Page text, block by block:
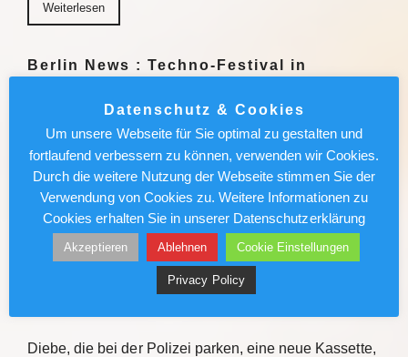
Weiterlesen
Berlin News : Techno-Festival in
Schilderdiebe
An der Bleilochtalsperre bei Saalburg in Thüringen
tanzt gerade die Festivalgemeinde. Einige scheinen
nicht nur wegen der Musik zu kommen. Weiterlesen
Weiterlesen
Vor 25 Jahren: Urzeitgigant verlässt
Diebe, die bei der Polizei parken, eine neue Kassette,
Datenschutz & Cookies
Um unsere Webseite für Sie optimal zu gestalten und
fortlaufend verbessern zu können, verwenden wir Cookies.
Durch die weitere Nutzung der Webseite stimmen Sie der
Verwendung von Cookies zu. Weitere Informationen zu
Cookies erhalten Sie in unserer Datenschutzerklärung
Akzeptieren Ablehnen Cookie Einstellungen
Privacy Policy